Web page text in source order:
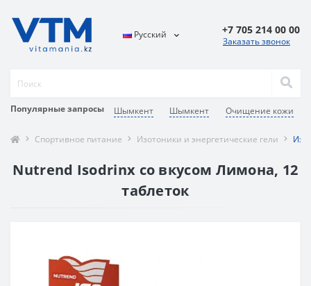
Популярные запросы Шымкент Шымкент Очищение кожи
Русский +7 705 214 00 00
Заказать звонок
Спортивное питание Изотоники и энергетические гели
Nutrend Isodrinx со вкусом Лимона, 12
таблеток